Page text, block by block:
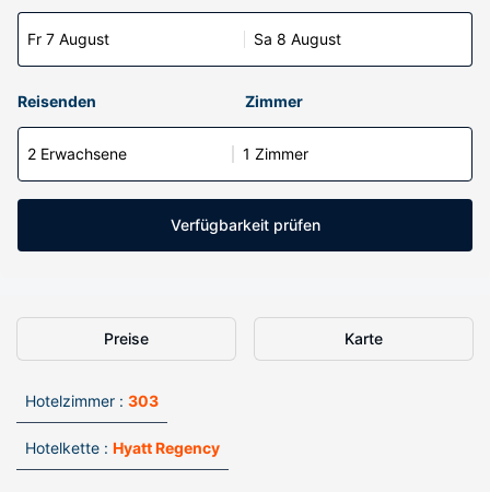
Fr 7 August Sa 8 August
Reisenden Zimmer
2 Erwachsene 1 Zimmer
Verfügbarkeit prüfen
Preise Karte
Hotelzimmer : 303
Hotelkette : Hyatt Regency